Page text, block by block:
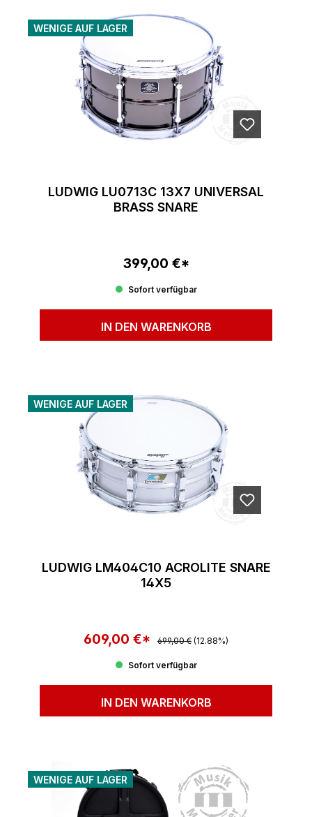
WENIGE AUF LAGER
LUDWIG LU0713C 13X7 UNIVERSAL
BRASS SNARE
Regulärer Preis:
399,00 €*
Sofort verfügbar
IN DEN WARENKORB
WENIGE AUF LAGER
LUDWIG LM404C10 ACROLITE SNARE
14X5
Verkaufspreis:
609,00 €* Regulärer Preis:
699,00 € (12.88%)
Sofort verfügbar
IN DEN WARENKORB
WENIGE AUF LAGER